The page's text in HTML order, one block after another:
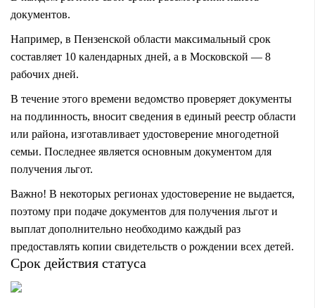
документов.
Например, в Пензенской области максимальный срок
составляет 10 календарных дней, а в Московской — 8
рабочих дней.
В течение этого времени ведомство проверяет документы
на подлинность, вносит сведения в единый реестр области
или района, изготавливает удостоверение многодетной
семьи. Последнее является основным документом для
получения льгот.
Важно! В некоторых регионах удостоверение не выдается,
поэтому при подаче документов для получения льгот и
выплат дополнительно необходимо каждый раз
предоставлять копии свидетельств о рождении всех детей.
Срок действия статуса